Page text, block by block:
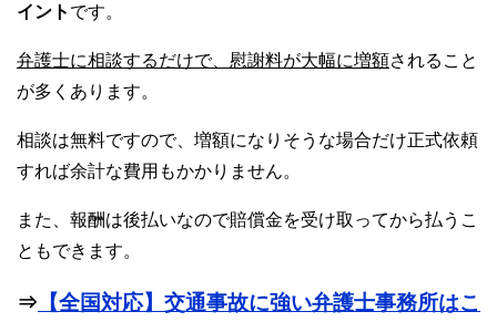
イント です。
弁護士に相談するだけで、慰謝料が大幅に増額されること
が多くあります。
相談は無料ですので、増額になりそうな場合だけ正式依頼
すれば余計な費用もかかりません。
また、報酬は後払いなので賠償金を受け取ってから払うこ
ともできます。
⇒ 【全国対応】交通事故に強い弁護士事務所はこ